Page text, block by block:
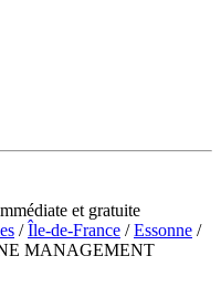
et gratuite
/Île-de-France /Essonne /
MANAGEMENT